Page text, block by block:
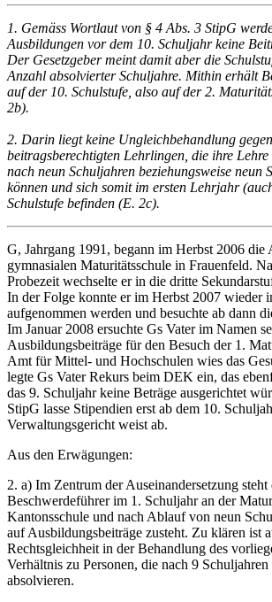
1. Gemäss Wortlaut von § 4 Abs. 3 StipG
Ausbildungen vor dem 10. Schuljahr keine
Der Gesetzgeber meint damit aber die
Anzahl absolvierter Schuljahre. Mithin erhält
auf der 10. Schulstufe, also auf der 2.
2b).
2. Darin liegt keine Ungleichbehandlung
beitragsberechtigten Lehrlingen, die ihre
nach neun Schuljahren beziehungsweise neun
können und sich somit im ersten Lehrjahr
Schulstufe befinden (E. 2c).
G, Jahrgang 1991, begann im Herbst 2006 die
gymnasialen Maturitätsschule in Frauenfeld.
Probezeit wechselte er in die dritte
In der Folge konnte er im Herbst 2007 wieder
aufgenommen werden und besuchte ab dann
Im Januar 2008 ersuchte Gs Vater im Namen
Ausbildungsbeiträge für den Besuch der 1.
Amt für Mittel- und Hochschulen wies das
legte Gs Vater Rekurs beim DEK ein, das
das 9. Schuljahr keine Beträge ausgerichtet
StipG lasse Stipendien erst ab dem 10.
Verwaltungsgericht weist ab.
Aus den Erwägungen:
2. a) Im Zentrum der Auseinandersetzung
Beschwerdeführer im 1. Schuljahr an der
Kantonsschule und nach Ablauf von neun
auf Ausbildungsbeiträge zusteht. Zu klären ist
Rechtsgleichheit in der Behandlung des
Verhältnis zu Personen, die nach 9
absolvieren.